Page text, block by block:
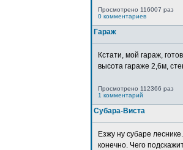
Просмотрено 116007 раз
0 комментариев
Гараж
Кстати, мой гараж,
высота гараже 2,6м,
Просмотрено 112366 раз
1 комментарий
Субара-Виста
Езжу ну субаре
конечно. Чего